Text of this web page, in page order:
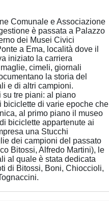
Comunale e Associazione
è passata a Palazzo
dei Musei Civici
a Ema, località dove il
iniziato la carriera
cimeli, giornali
la storia del
e di altri campioni.
su tre piani: al piano
biciclette di varie epoche che
al primo piano il museo
biciclette appartenute ai
una Stucchi
dei campioni del passato
Bitossi, Alfredo Martini), le
al quale è stata dedicata
di Bitossi, Boni, Chioccioli,